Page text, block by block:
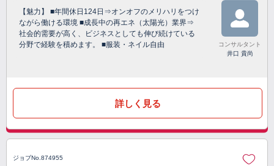
【魅力】 ■年間休日124日⇒オンオフのメリハリをつけ
ながら働ける環境 ■成長中の再エネ（太陽光）業界⇒
社会的需要が高く、ビジネスとしても伸び続けている
分野で経験を積めます。 ■服装・ネイル自由
コンサルタント
井口 貴尚
詳しく見る
ジョブNo.874955